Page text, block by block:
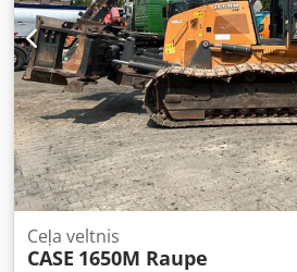
Ceļa veltnis
CASE 1650M Raupe